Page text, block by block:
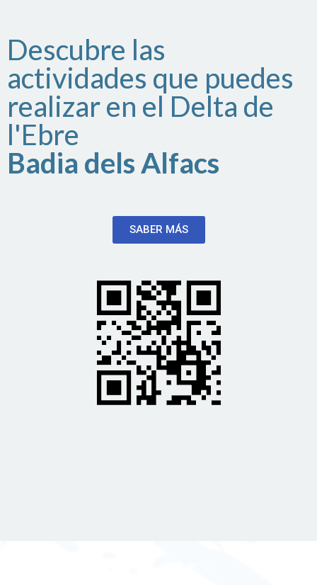
Descubre las
actividades que puedes
realizar en el Delta de
l'Ebre
Badia dels Alfacs
SABER MÁS